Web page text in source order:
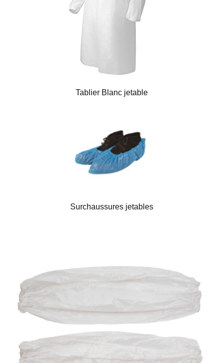
Tablier Blanc jetable
Surchaussures jetables